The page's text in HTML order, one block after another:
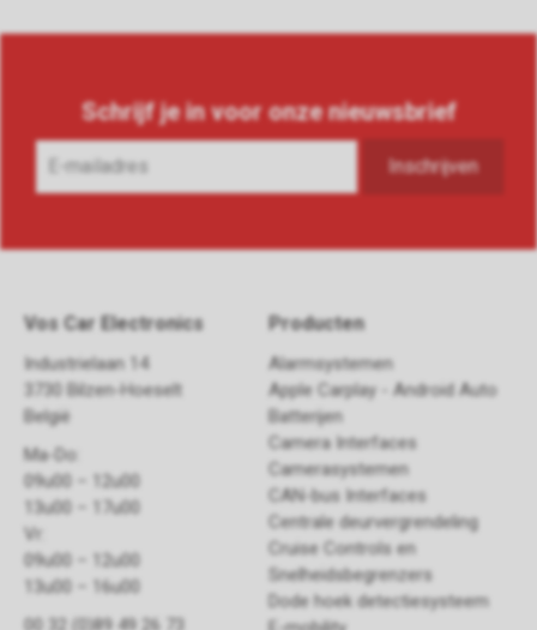
Schrijf je in voor onze nieuwsbrief
Vos Car Electronics
Industrielaan 14
3730 Bilzen-Hoeselt
België
Ma-Do:
09u00 – 12u00
13u00 – 17u00
Vr:
09u00 – 12u00
13u00 – 16u00
00 32 (0)89 49 26 73
Producten
Alarmsystemen
Apple Carplay - Android Auto
Batterijen
Camera Interfaces
Camerasystemen
CAN-bus Interfaces
Centrale deurvergrendeling
Cruise Controls en
Snelheidsbegrenzers
Dode hoek detectiesysteem